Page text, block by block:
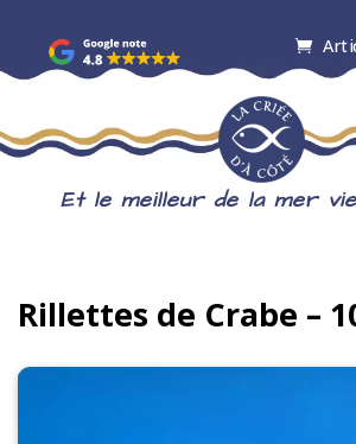
Et le meilleur de la mer
Rillettes de Crabe –